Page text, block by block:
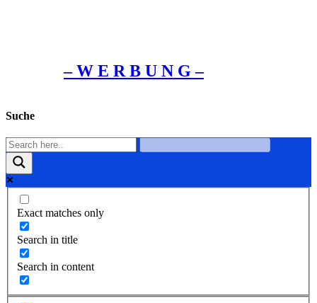
– W Ε R Β U Ν G –
Suche
Exact matches only
Search in title
Search in content